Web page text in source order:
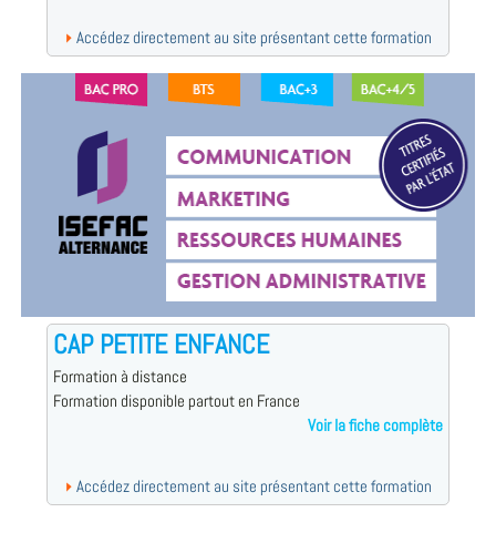
Accédez directement au site présentant cette formation
CAP PETITE ENFANCE
Formation à distance
Formation disponible partout en France
Voir la fiche complète
Accédez directement au site présentant cette formation